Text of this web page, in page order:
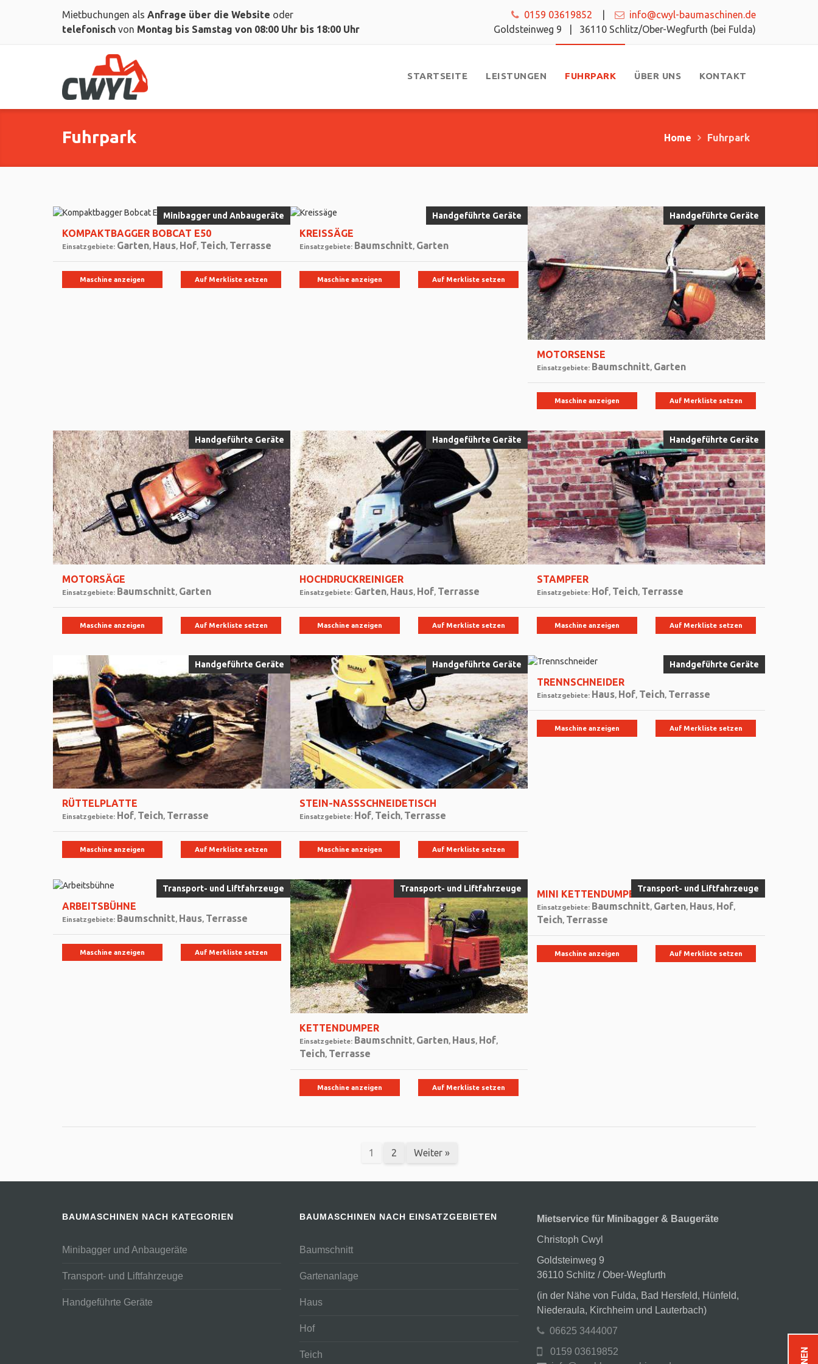
Mietbuchungen als Anfrage über die Website oder
telefonisch von Montag bis Samstag von 08:00 Uhr bis 18:00 Uhr
0159 03619852
info@cwyl-baumaschinen.de
Goldsteinweg 9 | 36110 Schlitz/Ober-Wegfurth (bei Fulda)
STARTSEITE LEISTUNGEN FUHRPARK ÜBER UNS KONTAKT
Fuhrpark Home Fuhrpark
Minibagger und Anbaugeräte
KOMPAKTBAGGER BOBCAT E50
Einsatzgebiete: Garten, Haus, Hof, Teich, Terrasse
Maschine anzeigen Auf Merkliste setzen
Handgeführte Geräte
KREISSÄGE
Einsatzgebiete: Baumschnitt, Garten
Maschine anzeigen Auf Merkliste setzen
Handgeführte Geräte
MOTORSENSE
Einsatzgebiete: Baumschnitt, Garten
Maschine anzeigen Auf Merkliste setzen
Handgeführte Geräte
MOTORSÄGE
Einsatzgebiete: Baumschnitt, Garten
Maschine anzeigen Auf Merkliste setzen
Handgeführte Geräte
HOCHDRUCKREINIGER
Einsatzgebiete: Garten, Haus, Hof, Terrasse
Maschine anzeigen Auf Merkliste setzen
Handgeführte Geräte
STAMPFER
Einsatzgebiete: Hof, Teich, Terrasse
Maschine anzeigen Auf Merkliste setzen
Handgeführte Geräte
RÜTTELPLATTE
Einsatzgebiete: Hof, Teich, Terrasse
Maschine anzeigen Auf Merkliste setzen
Handgeführte Geräte
STEIN-NASSSCHNEIDETISCH
Einsatzgebiete: Hof, Teich, Terrasse
Maschine anzeigen Auf Merkliste setzen
Handgeführte Geräte
TRENNSCHNEIDER
Einsatzgebiete: Haus, Hof, Teich, Terrasse
Maschine anzeigen Auf Merkliste setzen
Transport- und Liftfahrzeuge
ARBEITSBÜHNE
Einsatzgebiete: Baumschnitt, Haus, Terrasse
Maschine anzeigen Auf Merkliste setzen
Transport- und Liftfahrzeuge
KETTENDUMPER
Einsatzgebiete: Baumschnitt, Garten, Haus, Hof,
Teich, Terrasse
Maschine anzeigen Auf Merkliste setzen
Transport- und Liftfahrzeuge
MINI KETTENDUMPER
Einsatzgebiete: Baumschnitt, Garten, Haus, Hof,
Teich, Terrasse
Maschine anzeigen Auf Merkliste setzen
1 2 Weiter »
BAUMASCHINEN NACH KATEGORIEN
Minibagger und Anbaugeräte
Transport- und Liftfahrzeuge
Handgeführte Geräte
BAUMASCHINEN NACH EINSATZGEBIETEN
Baumschnitt
Gartenanlage
Haus
Hof
Teich
Mietservice für Minibagger & Baugeräte
Christoph Cwyl
Goldsteinweg 9
36110 Schlitz / Ober-Wegfurth
(in der Nähe von Fulda, Bad Hersfeld, Hünfeld,
Niederaula, Kirchheim und Lauterbach)
06625 3444007
0159 03619852